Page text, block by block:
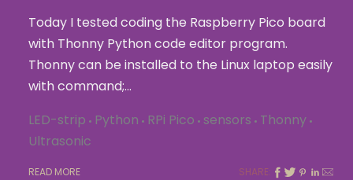
Today I tested coding the Raspberry Pico board
with Thonny Python code editor program.
Thonny can be installed to the Linux laptop easily
with command;…
LED-strip
Python RPi Pico sensors Thonny
Ultrasonic
READ MORE SHARE: